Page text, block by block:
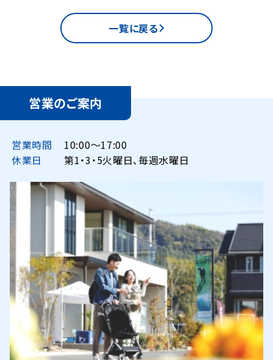
一覧に戻る
営業のご案内
営業時間
10:00〜17:00
休業日
第1・3・5火曜日、毎週水曜日